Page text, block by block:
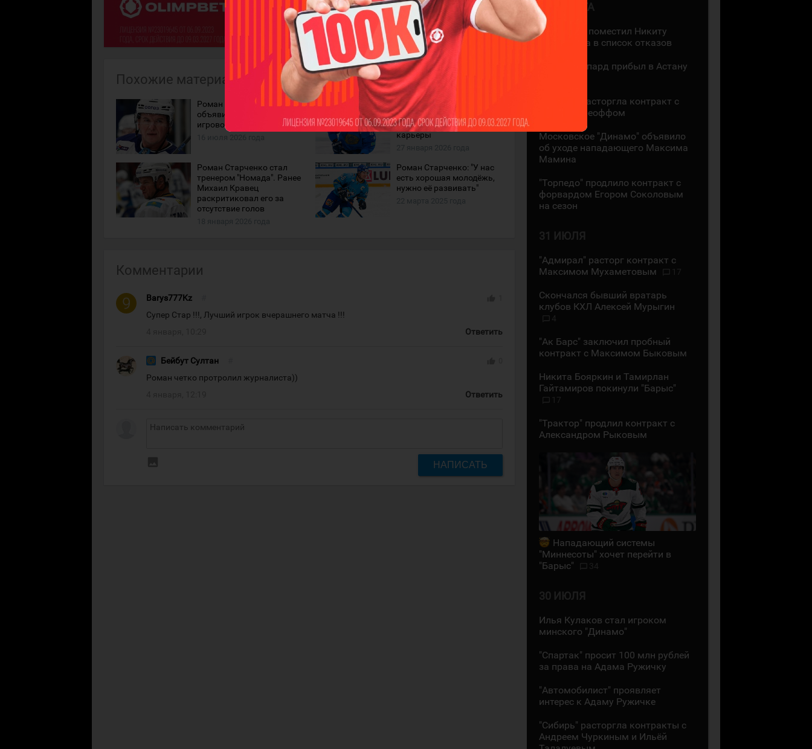
Похожие материалы
Роман Старченко
объявил о завершении
игровой карьеры
"Скорее всего, это
последний сезон". Роман
Старченко - о завершении
карьеры
Роман Старченко стал
тренером "Номада". Ранее
Михаил Кравец
раскритиковал его за
отсутствие голов
Роман Старченко: "У нас
есть хорошая молодёжь,
нужно её развивать"
Комментарии
Barys777Kz
Супер Стар !!!, Лучший игрок вчерашнего матча !!!
Ответить
Бейбут Султан
Роман четко протролил журналиста))
Ответить
НАПИСАТЬ
1 АВГУСТА
"Адмирал" поместил Никиту
Сошникова в список отказов
Хантер Шепард прибыл в Астану
"Сибирь" расторгла контракт с
Энди Андреоффом
Московское "Динамо" объявило
об уходе нападающего Максима
Мамина
"Торпедо" продлило контракт с
форвардом Егором Соколовым
на сезон
31 ИЮЛЯ
"Адмирал" расторг контракт с
Максимом Мухаметовым
17
Скончался бывший вратарь
клубов КХЛ Алексей Мурыгин
4
"Ак Барс" заключил пробный
контракт с Максимом Быковым
Никита Бояркин и Тамирлан
Гайтамиров покинули "Барыс"
17
"Трактор" продлил контракт с
Александром Рыковым
Нападающий системы
"Миннесоты" хочет перейти в
"Барыс"
34
30 ИЮЛЯ
Илья Кулаков стал игроком
минского "Динамо"
"Спартак" просит 100 млн рублей
за права на Адама Ружичку
"Автомобилист" проявляет
интерес к Адаму Ружичке
"Сибирь" расторгла контракты с
Андреем Чуркиным и Ильёй